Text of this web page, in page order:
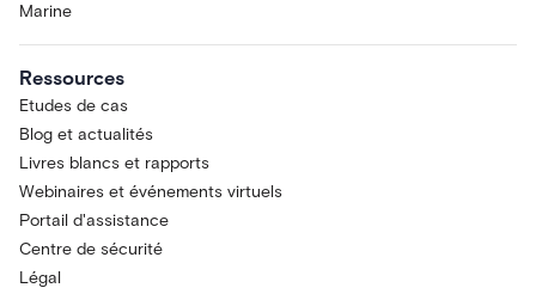
Marine
Ressources
Etudes de cas
Blog et actualités
Livres blancs et rapports
Webinaires et événements virtuels
Portail d'assistance
Centre de sécurité
Légal